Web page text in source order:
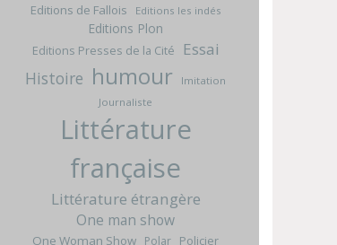
Editions de Fallois Editions les indés
Editions Plon
Editions Presses de la Cité Essai
Histoire humour
Imitation
Journaliste
Littérature
française
Littérature étrangère
One man show
One Woman Show Polar Policier